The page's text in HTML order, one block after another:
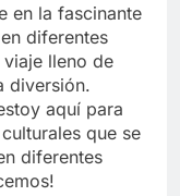
en la fascinante
diferentes
viaje lleno de
diversión.
aquí para
que se
diferentes